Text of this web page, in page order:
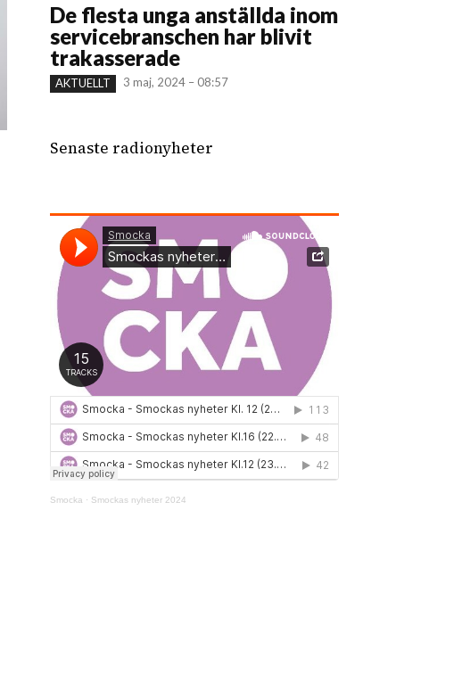
De flesta unga anställda inom
servicebranschen har blivit
trakasserade
AKTUELLT 3 maj, 2024 – 08:57
Senaste radionyheter
Smocka · Smockas nyheter 2024